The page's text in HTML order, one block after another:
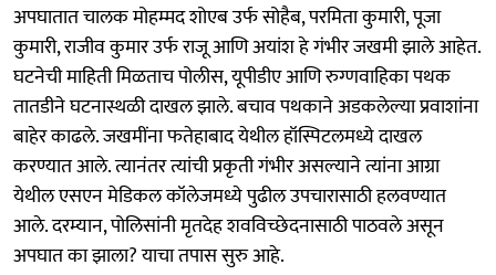
अपघातात चालक मोहम्मद शोएब उर्फ सोहैब, परमिता कुमारी, पूजा
कुमारी, राजीव कुमार उर्फ राजू आणि अयांश हे गंभीर जखमी झाले आहेत.
घटनेची माहिती मिळताच पोलीस, यूपीडीए आणि रुग्णवाहिका पथक
तातडीने घटनास्थळी दाखल झाले. बचाव पथकाने अडकलेल्या प्रवाशांना
बाहेर काढले. जखमींना फतेहाबाद येथील हॉस्पिटलमध्ये दाखल
करण्यात आले. त्यानंतर त्यांची प्रकृती गंभीर असल्याने त्यांना आग्रा
येथील एसएन मेडिकल कॉलेजमध्ये पुढील उपचारासाठी हलवण्यात
आले. दरम्यान, पोलिसांनी मृतदेह शवविच्छेदनासाठी पाठवले असून
अपघात का झाला? याचा तपास सुरु आहे.